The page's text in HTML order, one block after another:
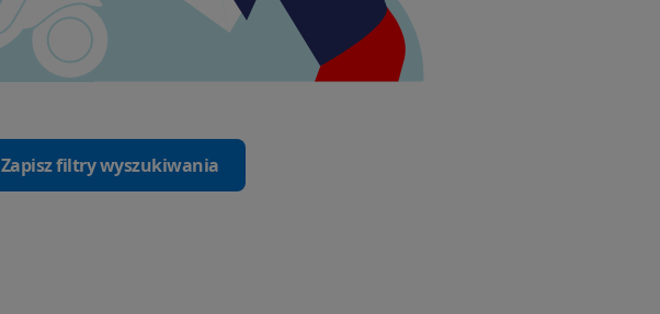
Zapisz filtry wyszukiwania